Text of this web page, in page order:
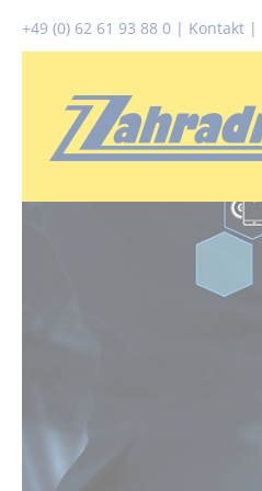
+49 (0) 62 61 93 88 0 | Kontakt |